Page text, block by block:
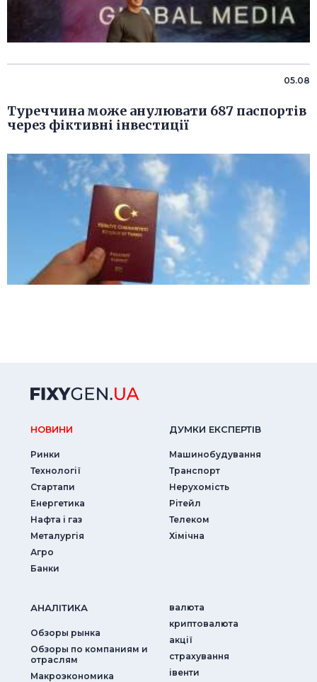
05.08
Туреччина може анулювати 687 паспортів
через фіктивні інвестиції
НОВИНИ
Ринки
Технології
Стартапи
Енергетика
Нафта і газ
Металургія
Агро
Банки
ДУМКИ ЕКСПЕРТIВ
Машинобудування
Транспорт
Нерухомість
Рітейл
Телеком
Хімічна
АНАЛIТИКА
Обзоры рынка
Обзоры по компаниям и
отраслям
Макроэкономика
валюта
криптовалюта
акції
страхування
iвенти